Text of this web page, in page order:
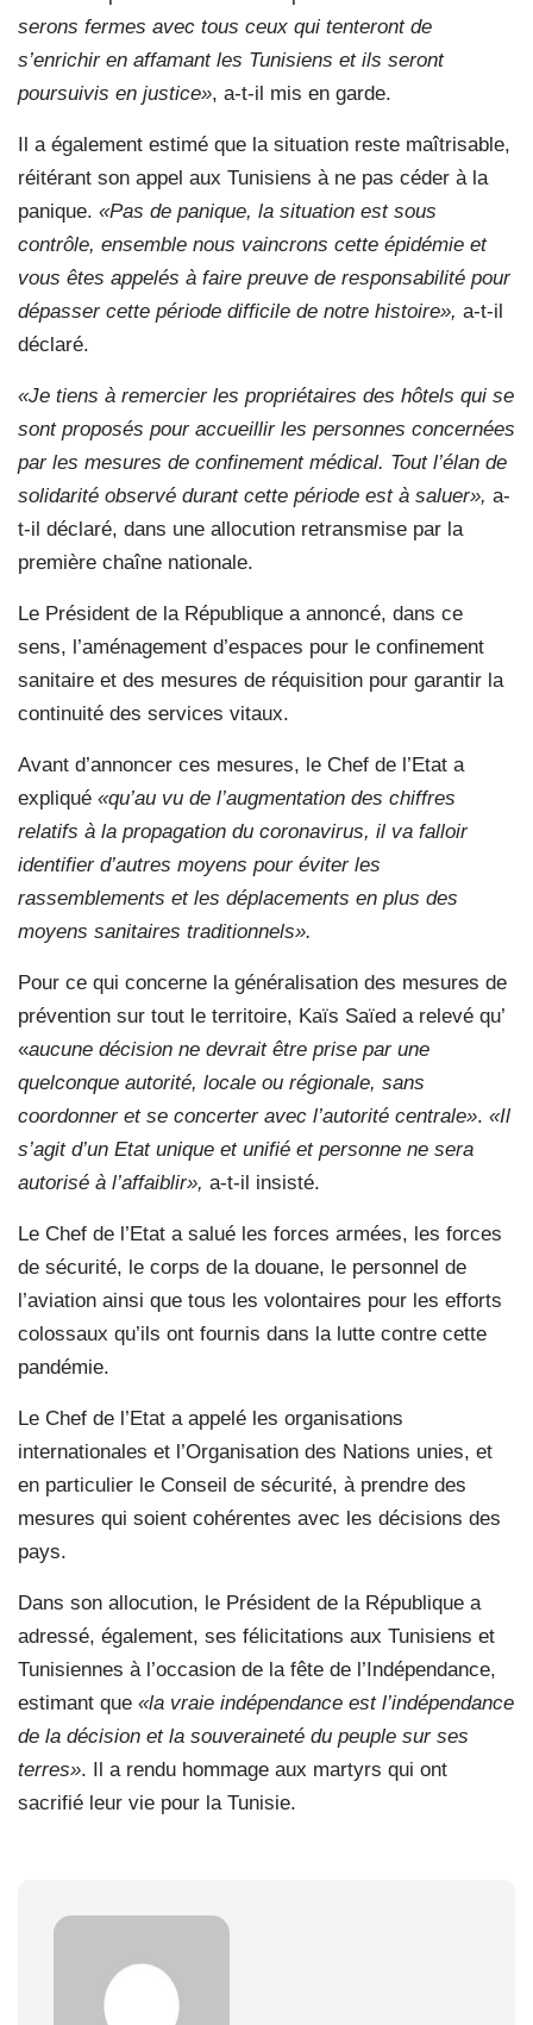
serons fermes avec tous ceux qui tenteront de
s’enrichir en affamant les Tunisiens et ils seront
poursuivis en justice», a-t-il mis en garde.
Il a également estimé que la situation reste maîtrisable,
réitérant son appel aux Tunisiens à ne pas céder à la
panique. «Pas de panique, la situation est sous
contrôle, ensemble nous vaincrons cette épidémie et
vous êtes appelés à faire preuve de responsabilité pour
dépasser cette période difficile de notre histoire», a-t-il
déclaré.
«Je tiens à remercier les propriétaires des hôtels qui se
sont proposés pour accueillir les personnes concernées
par les mesures de confinement médical. Tout l’élan de
solidarité observé durant cette période est à saluer», a-
t-il déclaré, dans une allocution retransmise par la
première chaîne nationale.
Le Président de la République a annoncé, dans ce
sens, l’aménagement d’espaces pour le confinement
sanitaire et des mesures de réquisition pour garantir la
continuité des services vitaux.
Avant d’annoncer ces mesures, le Chef de l’Etat a
expliqué «qu’au vu de l’augmentation des chiffres
relatifs à la propagation du coronavirus, il va falloir
identifier d’autres moyens pour éviter les
rassemblements et les déplacements en plus des
moyens sanitaires traditionnels».
Pour ce qui concerne la généralisation des mesures de
prévention sur tout le territoire, Kaïs Saïed a relevé qu’
«aucune décision ne devrait être prise par une
quelconque autorité, locale ou régionale, sans
coordonner et se concerter avec l’autorité centrale». «Il
s’agit d’un Etat unique et unifié et personne ne sera
autorisé à l’affaiblir», a-t-il insisté.
Le Chef de l’Etat a salué les forces armées, les forces
de sécurité, le corps de la douane, le personnel de
l’aviation ainsi que tous les volontaires pour les efforts
colossaux qu’ils ont fournis dans la lutte contre cette
pandémie.
Le Chef de l’Etat a appelé les organisations
internationales et l’Organisation des Nations unies, et
en particulier le Conseil de sécurité, à prendre des
mesures qui soient cohérentes avec les décisions des
pays.
Dans son allocution, le Président de la République a
adressé, également, ses félicitations aux Tunisiens et
Tunisiennes à l’occasion de la fête de l’Indépendance,
estimant que «la vraie indépendance est l’indépendance
de la décision et la souveraineté du peuple sur ses
terres». Il a rendu hommage aux martyrs qui ont
sacrifié leur vie pour la Tunisie.